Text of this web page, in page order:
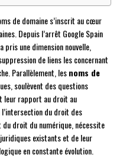
de domaine s’inscrit au cœur
Depuis l’arrêt Google Spain
a pris une dimension nouvelle,
de liens les concernant
Parallèlement, lesnoms de
soulèvent des questions
leur rapport au droit au
du droit des
droit du numérique, nécessite
existants et de leur
en constante évolution.